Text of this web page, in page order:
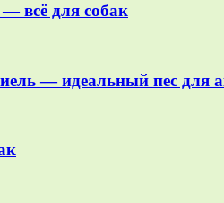
всё для собак
— идеальный пес для